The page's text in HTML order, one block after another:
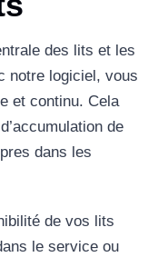
des lits et les
notre logiciel, vous
et continu. Cela
de
dans les
de vos lits
le service ou